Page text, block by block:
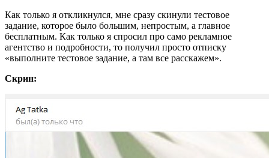
Как только я откликнулся, мне сразу скинули тестовое
задание, которое было большим, непростым, а главное
бесплатным. Как только я спросил про само рекламное
агентство и подробности, то получил просто отписку
«выполните тестовое задание, а там все расскажем».
Скрин: